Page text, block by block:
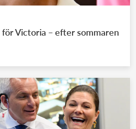
Victoria – efter sommaren